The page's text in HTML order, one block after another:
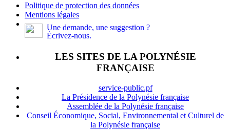
Politique de protection des données
Mentions légales
Une demande, une suggestion ?
Écrivez-nous.
LES SITES DE LA POLYNÉSIE
FRANÇAISE
service-public.pf
La Présidence de la Polynésie française
Assemblée de la Polynésie française
Conseil Économique, Social, Environnemental et Culturel de
la Polynésie française